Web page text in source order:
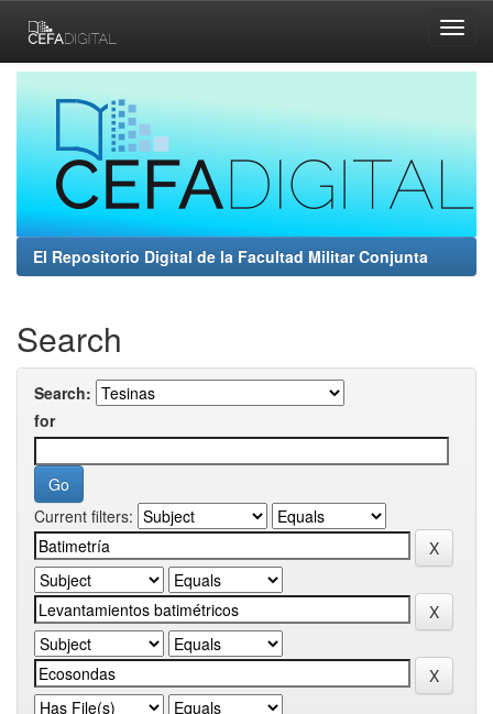
navigation
El Repositorio Digital de la Facultad Militar Conjunta
Search
Search:
for
Current filters: